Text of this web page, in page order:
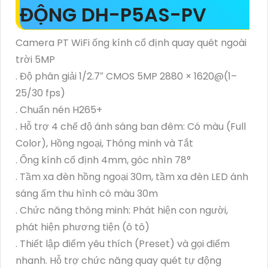
ĐỘNG DH-P5AS-PV
Camera PT WiFi ống kính cố định quay quét ngoài
trời 5MP
. Độ phân giải 1/2.7″ CMOS 5MP 2880 × 1620@(1–
25/30 fps)
. Chuẩn nén H265+
. Hỗ trợ 4 chế độ ánh sáng ban đêm: Có màu (Full
Color), Hồng ngoại, Thông minh và Tắt
. Ống kính cố định 4mm, góc nhìn 78°
. Tầm xa đèn hồng ngoại 30m, tầm xa đèn LED ánh
sáng ấm thu hình có màu 30m
. Chức năng thông minh: Phát hiện con người,
phát hiện phương tiện (ô tô)
. Thiết lập điểm yêu thích (Preset) và gọi điểm
nhanh. Hỗ trợ chức năng quay quét tự động